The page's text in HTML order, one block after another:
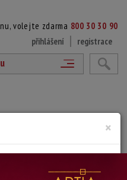
volejte zdarma 800 30 30 90
přihlášení
registrace
reversu razítko
list
×